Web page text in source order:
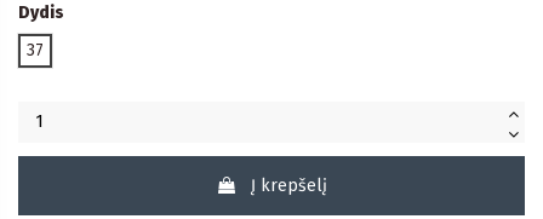
Dydis
37
Į krepšelį